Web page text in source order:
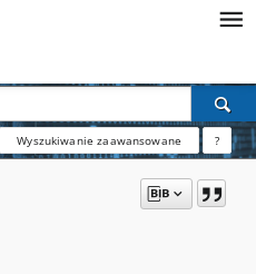
Wyszukiwanie zaawansowane ?